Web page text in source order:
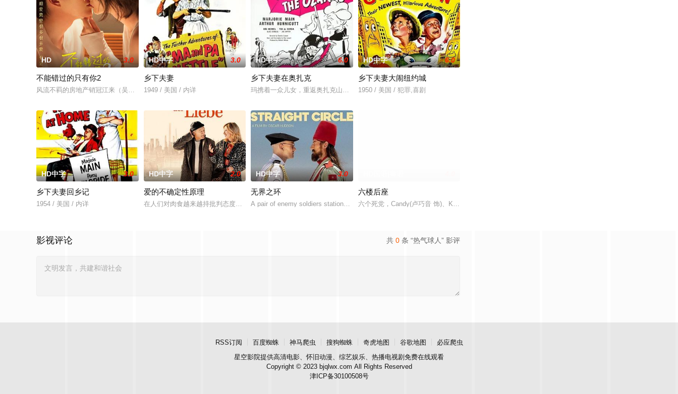
HD 3.0
不能错过的只有你2
风流不羁的房地产销冠江来（吴翊歌 饰），为利益化身“深情画家”，步步为营接近倔强女医生
HD中字 3.0
乡下夫妻
1949 / 美国 / 内详
HD中字 6.0
乡下夫妻在奥扎克
玛携着一众儿女，重返奥扎克山地，探望老伴儿的胞兄——塞奇叔公。此翁正与贝迪莉亚·贝恩斯
HD中字 6.0
乡下夫妻大闹纽约城
1950 / 美国 / 犯罪,喜剧
HD中字 3.0
乡下夫妻回乡记
1954 / 美国 / 内详
HD中字 2.0
爱的不确定性原理
在人们对肉食越来越持批判态度的时代，做一名屠夫并不容易。如果你还是一个敏感的音乐爱好者
HD中字 3.0
无界之环
A pair of enemy soldiers stationed on a rem
六楼后座
六个死党，Candy(卢巧音 饰)、Karena(林嘉欣 饰)、梁Wing(周俊伟 饰
共 0 条 “热气球人” 影评
影视评论
RSS订阅 百度蜘蛛 神马爬虫 搜狗蜘蛛 奇虎地图 谷歌地图
必应爬虫
星空影院提供高清电影、怀旧动漫、综艺娱乐、热播电视剧免费在线观看
Copyright © 2023 bjqlwx.com All Rights Reserved
津ICP备30100508号